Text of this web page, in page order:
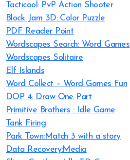
Tacticool: PvP Action Shooter
Block Jam 3D: Color Puzzle
PDF Reader Point
Wordscapes Search: Word Games
Wordscapes Solitaire
Elf Islands
Word Collect – Word Games Fun
DOP 4: Draw One Part
Primitive Brothers : Idle Game
Tank Firing
Park Town:Match 3 with a story
Data Recovery:Media